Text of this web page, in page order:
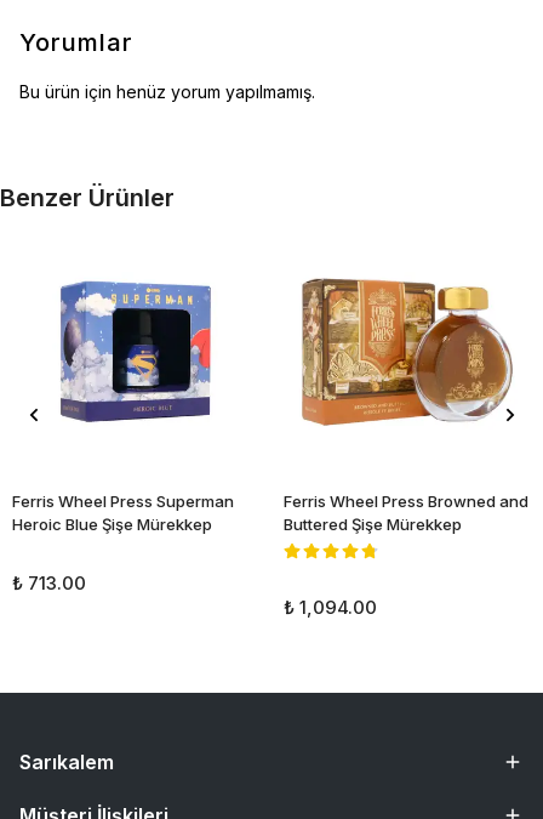
Yorumlar
Bu ürün için henüz yorum yapılmamış.
Benzer Ürünler
Ferris Wheel Press Superman
Heroic Blue Şişe Mürekkep
₺ 713.00
Ferris Wheel Press Browned and
Buttered Şişe Mürekkep
₺ 1,094.00
Sarıkalem